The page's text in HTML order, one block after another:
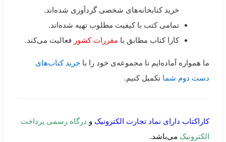
خرید کتابخانه‌های شخصی گردآوری شده‌اند.
تمامی کتب با کیفیت مطلوب تهیه شده‌اند.
کارا کتاب مطابق با مقررات کشور فعالیت می‌کند.
ما همواره آماده‌ایم تا مجموعه‌ی خود را با خرید کتاب‌های
دست دوم شما تکمیل کنیم.
کاراکتاب دارای نماد تجارت الکترونیک و درگاه رسمی پرداخت
الکترونیک می‌باشد.